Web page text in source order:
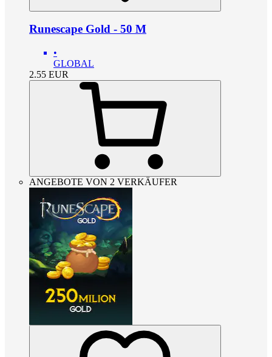
Runescape Gold - 50 M
•
GLOBAL
2.55 EUR
ANGEBOTE VON 2 VERKÄUFER